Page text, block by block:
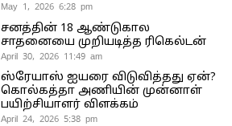
May 1, 2026 6:28 pm
சனத்தின் 18 ஆண்டுகால
சாதனையை முறியடித்த ரிகெல்டன்
April 30, 2026 11:49 am
ஸ்ரேயாஸ் ஐயரை விடுவித்தது ஏன்?
கொல்கத்தா அணியின் முன்னாள்
பயிற்சியாளர் விளக்கம்
April 24, 2026 5:38 pm